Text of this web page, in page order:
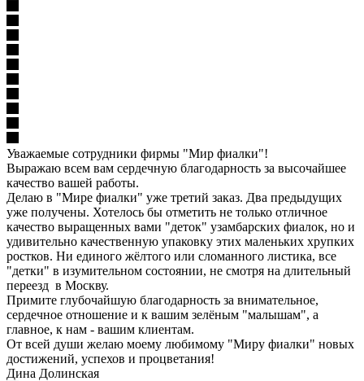
Уважаемые сотрудники фирмы "Мир фиалки"!
Выражаю всем вам сердечную благодарность за высочайшее
качество вашей работы.
Делаю в "Мире фиалки" уже третий заказ. Два предыдущих
уже получены. Хотелось бы отметить не только отличное
качество выращенных вами "деток" узамбарских фиалок, но и
удивительно качественную упаковку этих маленьких хрупких
ростков. Ни единого жёлтого или сломанного листика, все
"детки" в изумительном состоянии, не смотря на длительный
переезд в Москву.
Примите глубочайшую благодарность за внимательное,
сердечное отношение и к вашим зелёным "малышам", а
главное, к нам - вашим клиентам.
От всей души желаю моему любимому "Миру фиалки" новых
достижений, успехов и процветания!
Дина Долинская